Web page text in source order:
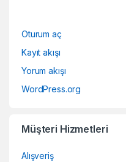
Oturum aç
Kayıt akışı
Yorum akışı
WordPress.org
Müşteri Hizmetleri
Alışveriş